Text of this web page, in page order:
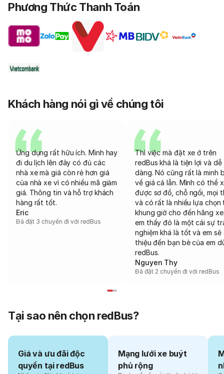
Phương Thức Thanh Toán
Khách hàng nói gì về chúng tôi
Ứng dụng rất hữu ích. Mình hay
đi du lịch lên đây có đủ các
nhà xe mà giá còn rẻ hơn giá
của nhà xe vì có nhiều mã giảm
giá. Thông tin và hỗ trợ khách
hàng rất tốt.
Eric
Đã đặt 3 chuyến đi với redBus
Thì việc mà đặt xe ở trên
redBus khá là tiện lợi và dễ
dàng. Nó cũng rất là minh
về giá cả lẫn. Mình có thể
được sơ đồ, chỗ ngồi, mọi
và có rất là nhiều lựa chọn
khung giờ cho đến hãng
em thấy đó là một cái sự
nghiệm khá là tốt và em sẽ
thiệu đến bạn bè của em
redBus.
Nguyen Thy
Đã đặt 2 chuyến đi với redBus
Tại sao nên chọn redBus?
Giá và ưu đãi độc
quyền tại redBus
Mạng lưới xe buýt
phủ rộng